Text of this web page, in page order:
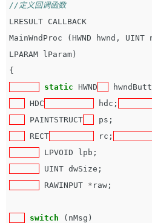
//定义回调函数
LRESULT CALLBACK
MainWndProc
( HWND hwnd , UINT
LPARAM
lParam )
{
static HWND
HDC
hdc ;
PAINTSTRUCT
ps ;
RECT
rc ;
LPVOID
lpb ;
UINT dwSize ;
RAWINPUT * raw ;
switch ( nMsg )